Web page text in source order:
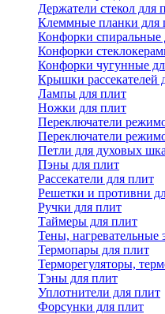
Держатели стекол для
Клеммные планки для
Конфорки спиральные
Конфорки
Конфорки чугунные
Крышки рассекателей
Лампы для плит
Ножки для плит
Переключатели
Переключатели
Петли для духовых
Пэны для плит
Рассекатели для плит
Решетки и противни
Ручки для плит
Таймеры для плит
Тены,
Термопары для плит
Терморегуляторы,
Тэны для плит
Уплотнители для плит
Форсунки для плит